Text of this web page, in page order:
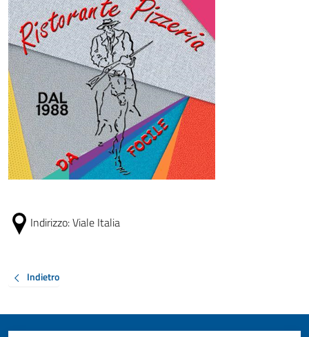
Indirizzo:Viale Italia
Indietro